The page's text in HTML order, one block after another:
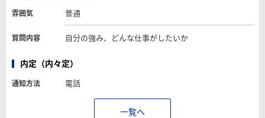
雰囲気 普通
質問内容 自分の強み、どんな仕事がしたいか
内定（内々定）
通知方法 電話
一覧へ